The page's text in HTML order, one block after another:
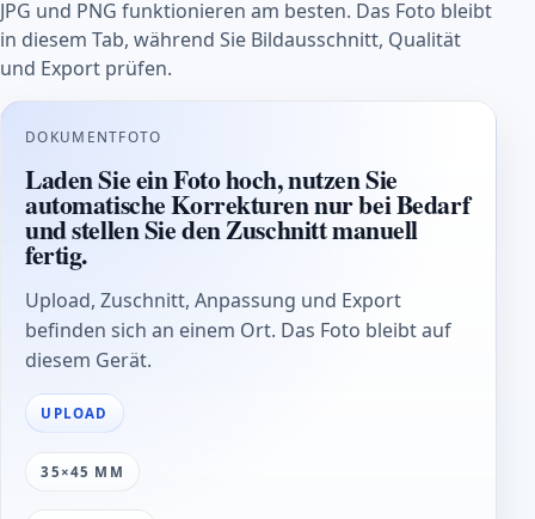
JPG und PNG funktionieren am besten. Das Foto bleibt
in diesem Tab, während Sie Bildausschnitt, Qualität
und Export prüfen.
DOKUMENTFOTO
Laden Sie ein Foto hoch, nutzen Sie
automatische Korrekturen nur bei Bedarf
und stellen Sie den Zuschnitt manuell
fertig.
Upload, Zuschnitt, Anpassung und Export
befinden sich an einem Ort. Das Foto bleibt auf
diesem Gerät.
UPLOAD
35×45 MM